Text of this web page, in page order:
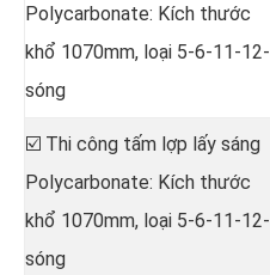
Polycarbonate: Kích thước
khổ 1070mm, loại 5-6-11-12-
sóng
☑️ Thi công tấm lợp lấy sáng
Polycarbonate: Kích thước
khổ 1070mm, loại 5-6-11-12-
sóng